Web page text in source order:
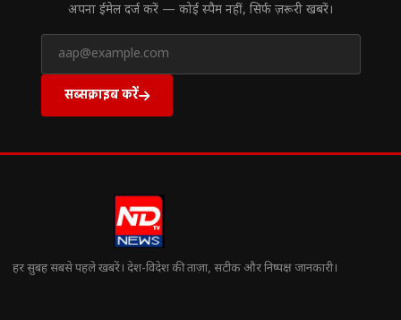
अपना ईमेल दर्ज करें — कोई स्पैम नहीं, सिर्फ ज़रूरी खबरें।
सब्सक्राइब करें
हर सुबह सबसे पहले खबरें। देश-विदेश की ताज़ा, सटीक और निष्पक्ष जानकारी।